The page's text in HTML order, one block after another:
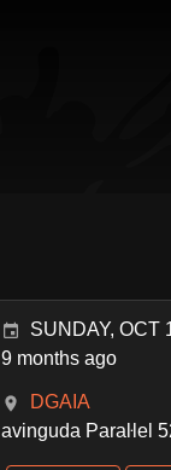
SUNDAY, OCT
9 months ago
DGAIA
avinguda Paraŀlel